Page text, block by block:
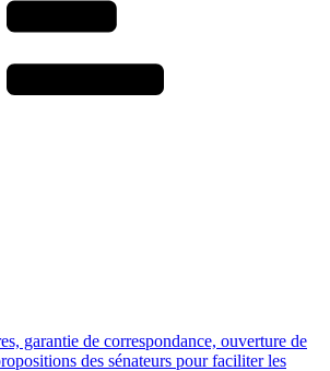
garantie de correspondance, ouverture de
des sénateurs pour faciliter les